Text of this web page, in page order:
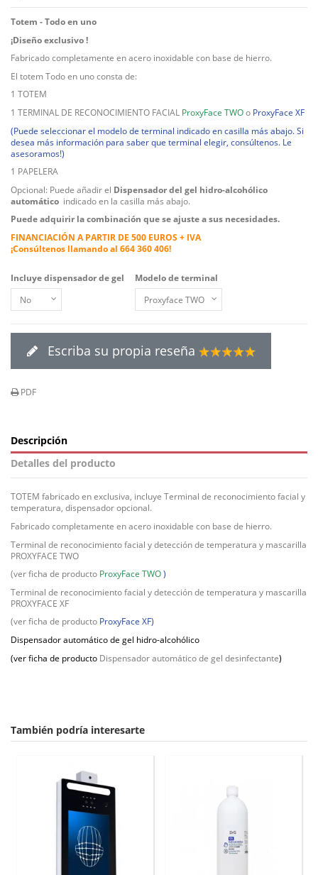
Totem - Todo en uno
¡Diseño exclusivo !
Fabricado completamente en acero inoxidable con base de hierro.
El totem Todo en uno consta de:
1 TOTEM
1 TERMINAL DE RECONOCIMIENTO FACIAL ProxyFace TWOo ProxyFace XF
(Puede seleccionar el modelo de terminal indicado en casilla más abajo. Si
desea más información para saberque terminal elegir, consúltenos. Le
asesoramos!)
1 PAPELERA
Opcional: Puede añadir el Dispensador del gel hidro-alcohólico
automático indicado en la casilla más abajo.
Puede adquirir la combinación que se ajuste a sus necesidades.
FINANCIACIÓN A PARTIR DE 500 EUROS + IVA
¡Consúltenos llamando al 664 360 406!
Incluye dispensador de gel Modelo de terminal
Escriba su propia reseña
PDF
Descripción
Detalles del producto
TOTEM fabricado en exclusiva, incluye Terminal de reconocimiento facial y
temperatura, dispensador opcional.
Fabricado completamente en acero inoxidable con base de hierro.
Terminal de reconocimiento facial y detección de temperatura y mascarilla
PROXYFACE TWO
(ver ficha de producto ProxyFace TWO)
Terminal de reconocimiento facial y detección de temperatura y mascarilla
PROXYFACE XF
(ver ficha de producto ProxyFace XF)
Dispensador automático de gel hidro-alcohólico
(ver ficha de producto Dispensador automático de gel desinfectante)
También podría interesarte